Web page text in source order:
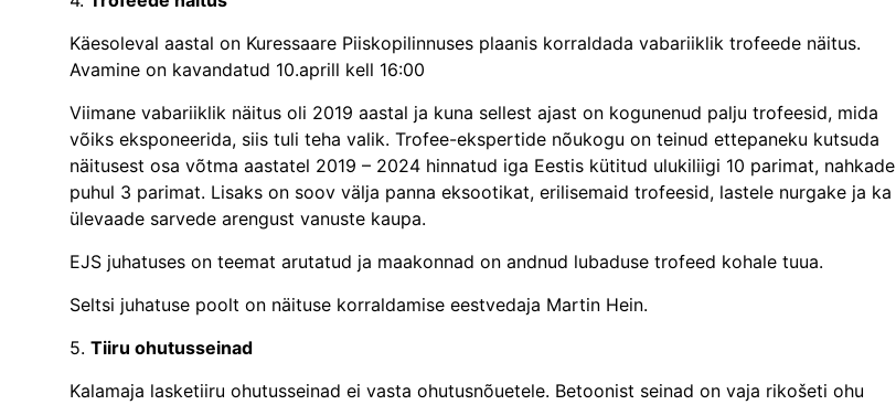
Käesoleval aastal on Kuressaare Piiskopilinnuses plaanis korraldada vabariiklik trofeede näitus.
Avamine on kavandatud 10.aprill kell 16:00
Viimane vabariiklik näitus oli 2019 aastal ja kuna sellest ajast on kogunenud palju trofeesid, mida
võiks eksponeerida, siis tuli teha valik. Trofee-ekspertide nõukogu on teinud ettepaneku kutsuda
näitusest osa võtma aastatel 2019 – 2024 hinnatud iga Eestis kütitud ulukiliigi 10 parimat, nahkade
puhul 3 parimat. Lisaks on soov välja panna eksootikat, erilisemaid trofeesid, lastele nurgake ja ka
ülevaade sarvede arengust vanuste kaupa.
EJS juhatuses on teemat arutatud ja maakonnad on andnud lubaduse trofeed kohale tuua.
Seltsi juhatuse poolt on näituse korraldamise eestvedaja Martin Hein.
5. Tiiru ohutusseinad
Kalamaja lasketiiru ohutusseinad ei vasta ohutusnõuetele. Betoonist seinad on vaja rikošeti ohu